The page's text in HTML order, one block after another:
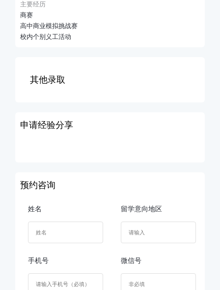
主要经历
商赛
高中商业模拟挑战赛
校内个别义工活动
其他录取
申请经验分享
预约咨询
姓名 留学意向地区
手机号 微信号